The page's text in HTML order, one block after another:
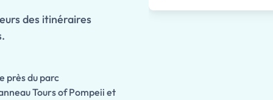
des itinéraires
près du parc
Tours of Pompeii et